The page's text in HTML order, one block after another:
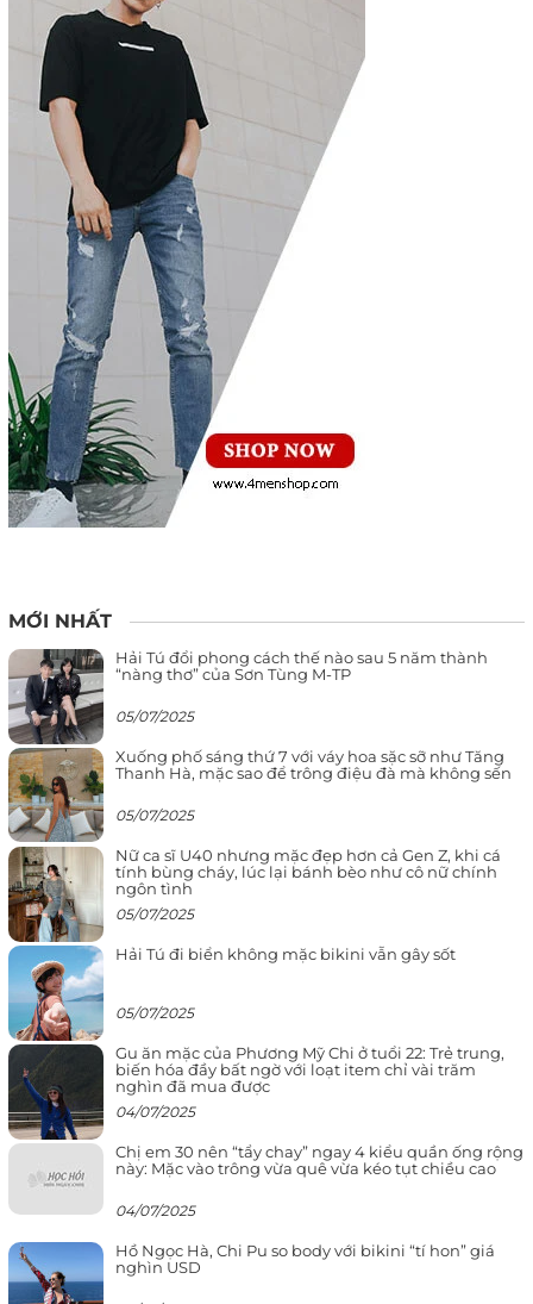
MỚI NHẤT
Hải Tú đổi phong cách thế nào sau 5 năm thành
“nàng thơ” của Sơn Tùng M-TP
05/07/2025
Xuống phố sáng thứ 7 với váy hoa sặc sỡ như Tăng
Thanh Hà, mặc sao để trông điệu đà mà không sến
05/07/2025
Nữ ca sĩ U40 nhưng mặc đẹp hơn cả Gen Z, khi cá
tính bùng cháy, lúc lại bánh bèo như cô nữ chính
ngôn tình
05/07/2025
Hải Tú đi biển không mặc bikini vẫn gây sốt
05/07/2025
Gu ăn mặc của Phương Mỹ Chi ở tuổi 22: Trẻ trung,
biến hóa đầy bất ngờ với loạt item chỉ vài trăm
nghìn đã mua được
04/07/2025
Chị em 30 nên “tẩy chay” ngay 4 kiểu quần ống rộng
này: Mặc vào trông vừa quê vừa kéo tụt chiều cao
04/07/2025
Hồ Ngọc Hà, Chi Pu so body với bikini “tí hon” giá
nghìn USD